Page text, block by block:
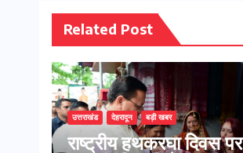
Related Post
उत्तराखंड देहरादून बड़ी खबर
राष्ट्रीय हथकरघा दिवस पर